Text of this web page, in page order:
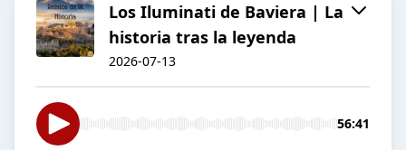
Los Iluminati de Baviera | La
historia tras la leyenda
2026-07-13
56:41